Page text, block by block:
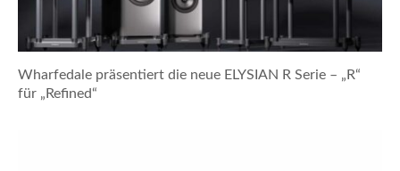
Wharfedale präsentiert die neue ELYSIAN R Serie – „R“
für „Refined“